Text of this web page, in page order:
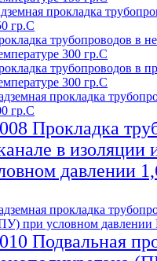
прокладка
гр.С
трубопроводов в
300 гр.С
трубопроводов в
300 гр.С
прокладка
гр.С
Прокладка
в изоляции
давлении
прокладка
при условном
Подвальная